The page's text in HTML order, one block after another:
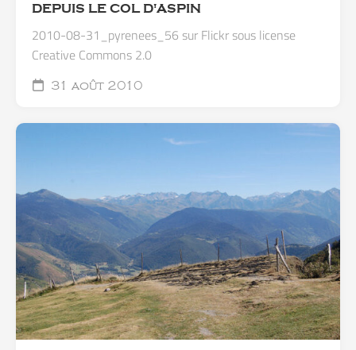
DEPUIS LE COL D'ASPIN
2010-08-31_pyrenees_56 sur Flickr sous license
Creative Commons 2.0
31 août 2010